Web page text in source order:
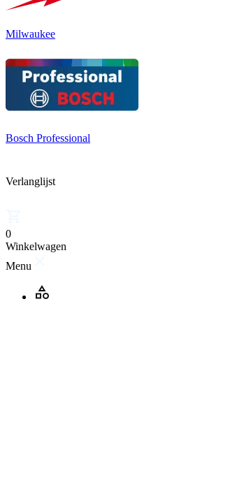
Milwaukee
Bosch Professional
Verlanglijst
0
Winkelwagen
Menu